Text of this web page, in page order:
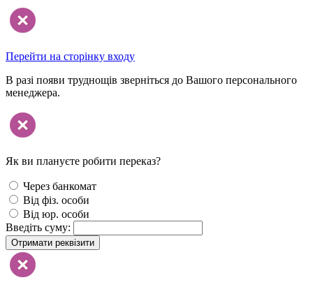
Перейти на сторінку входу
В разі появи труднощів зверніться до Вашого персонального
менеджера.
Як ви плануєте робити переказ?
Через банкомат
Від фіз. особи
Від юр. особи
Введіть суму:
Отримати реквізити